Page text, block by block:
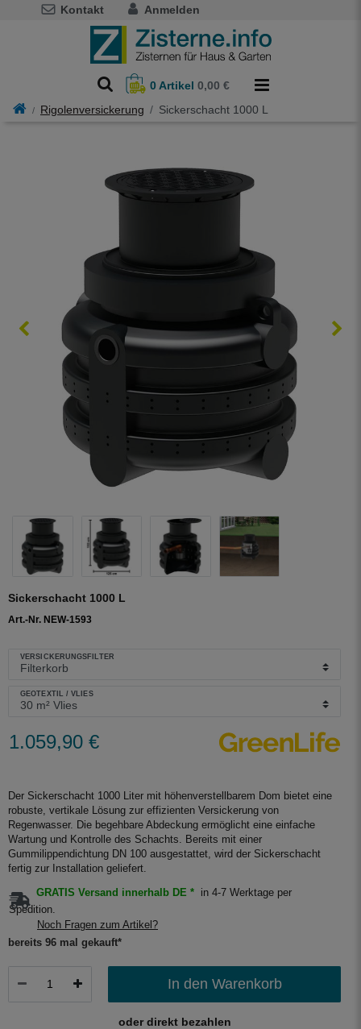
Kontakt Anmelden
0Artikel 0,00 €
Rigolenversickerung
Sickerschacht 1000 L
Sickerschacht 1000 L
Art.-Nr. NEW-1593
1.059,90 €
VERSICKERUNGSFILTER
GEOTEXTIL / VLIES
Der Sickerschacht 1000 Liter mit höhenverstellbarem Dom bietet eine
robuste, vertikale Lösung zur effizienten Versickerung von
Regenwasser. Die begehbare Abdeckung ermöglicht eine einfache
Wartung und Kontrolle des Schachts. Bereits mit einer
Gummilippendichtung DN 100 ausgestattet, wird der Sickerschacht
fertig zur Installation geliefert.
GRATIS Versand innerhalb DE *
in 4-7 Werktage per
Spedition.
Noch Fragen zum Artikel?
bereits 96 mal gekauft*
In den Warenkorb
oder direkt bezahlen